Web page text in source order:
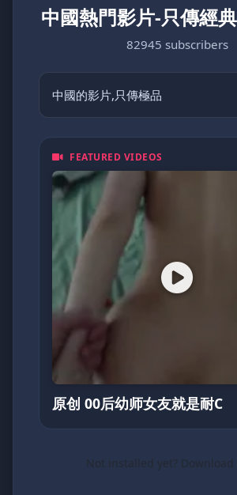
中國熱門影片-只傳經
82945 subscribers
中國的影片,只傳極品
FEATURED VIDEOS
原创 00后幼师女友就是耐C
Not installed yet? Download